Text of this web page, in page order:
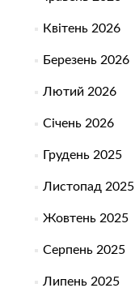
Квітень 2026
Березень 2026
Лютий 2026
Січень 2026
Грудень 2025
Листопад 2025
Жовтень 2025
Серпень 2025
Липень 2025